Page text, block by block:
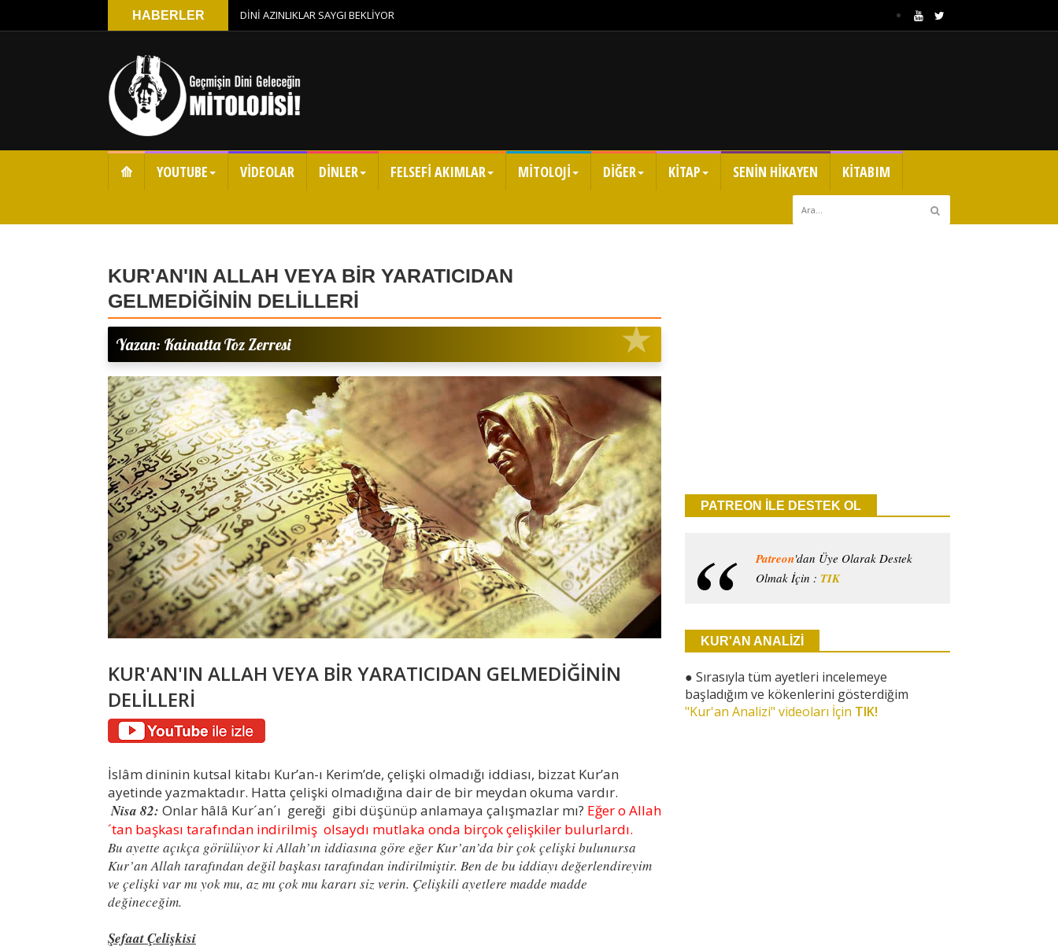
HABERLER DİNİ AZINLIKLAR SAYGI BEKLİYOR
⟰ YOUTUBE VİDEOLAR DİNLER FELSEFİ AKIMLAR MİTOLOJİ DİĞER KİTAP SENİN HİKAYEN KİTABIM
KUR'AN'IN ALLAH VEYA BİR YARATICIDAN
GELMEDİĞİNİN DELİLLERİ
Yazan: Kainatta Toz Zerresi
KUR'AN'IN ALLAH VEYA BİR YARATICIDAN GELMEDİĞİNİN
DELİLLERİ
İslâm dininin kutsal kitabı Kur’an-ı Kerim’de, çelişki olmadığı iddiası, bizzat Kur’an
ayetinde yazmaktadır. Hatta çelişki olmadığına dair de bir meydan okuma vardır.
Nisa 82: Onlar hâlâ Kur´an´ı gereği gibi düşünüp anlamaya çalışmazlar mı? Eğer o Allah
´tan başkası tarafından indirilmiş olsaydı mutlaka onda birçok çelişkiler bulurlardı.
Bu ayette açıkça görülüyor ki Allah’ın iddiasına göre eğer Kur’an’da bir çok çelişki bulunursa
Kur’an Allah tarafından değil başkası tarafından indirilmiştir. Ben de bu iddiayı değerlendireyim
ve çelişki var mı yok mu, az mı çok mu kararı siz verin. Çelişkili ayetlere madde madde
değineceğim.
Şefaat Çelişkisi
PATREON İLE DESTEK OL
Patreon'dan Üye Olarak Destek
Olmak İçin : TIK
KUR'AN ANALİZİ
●Sırasıyla tüm ayetleri incelemeye
başladığım ve kökenlerini gösterdiğim
"Kur'an Analizi" videoları İçin TIK!